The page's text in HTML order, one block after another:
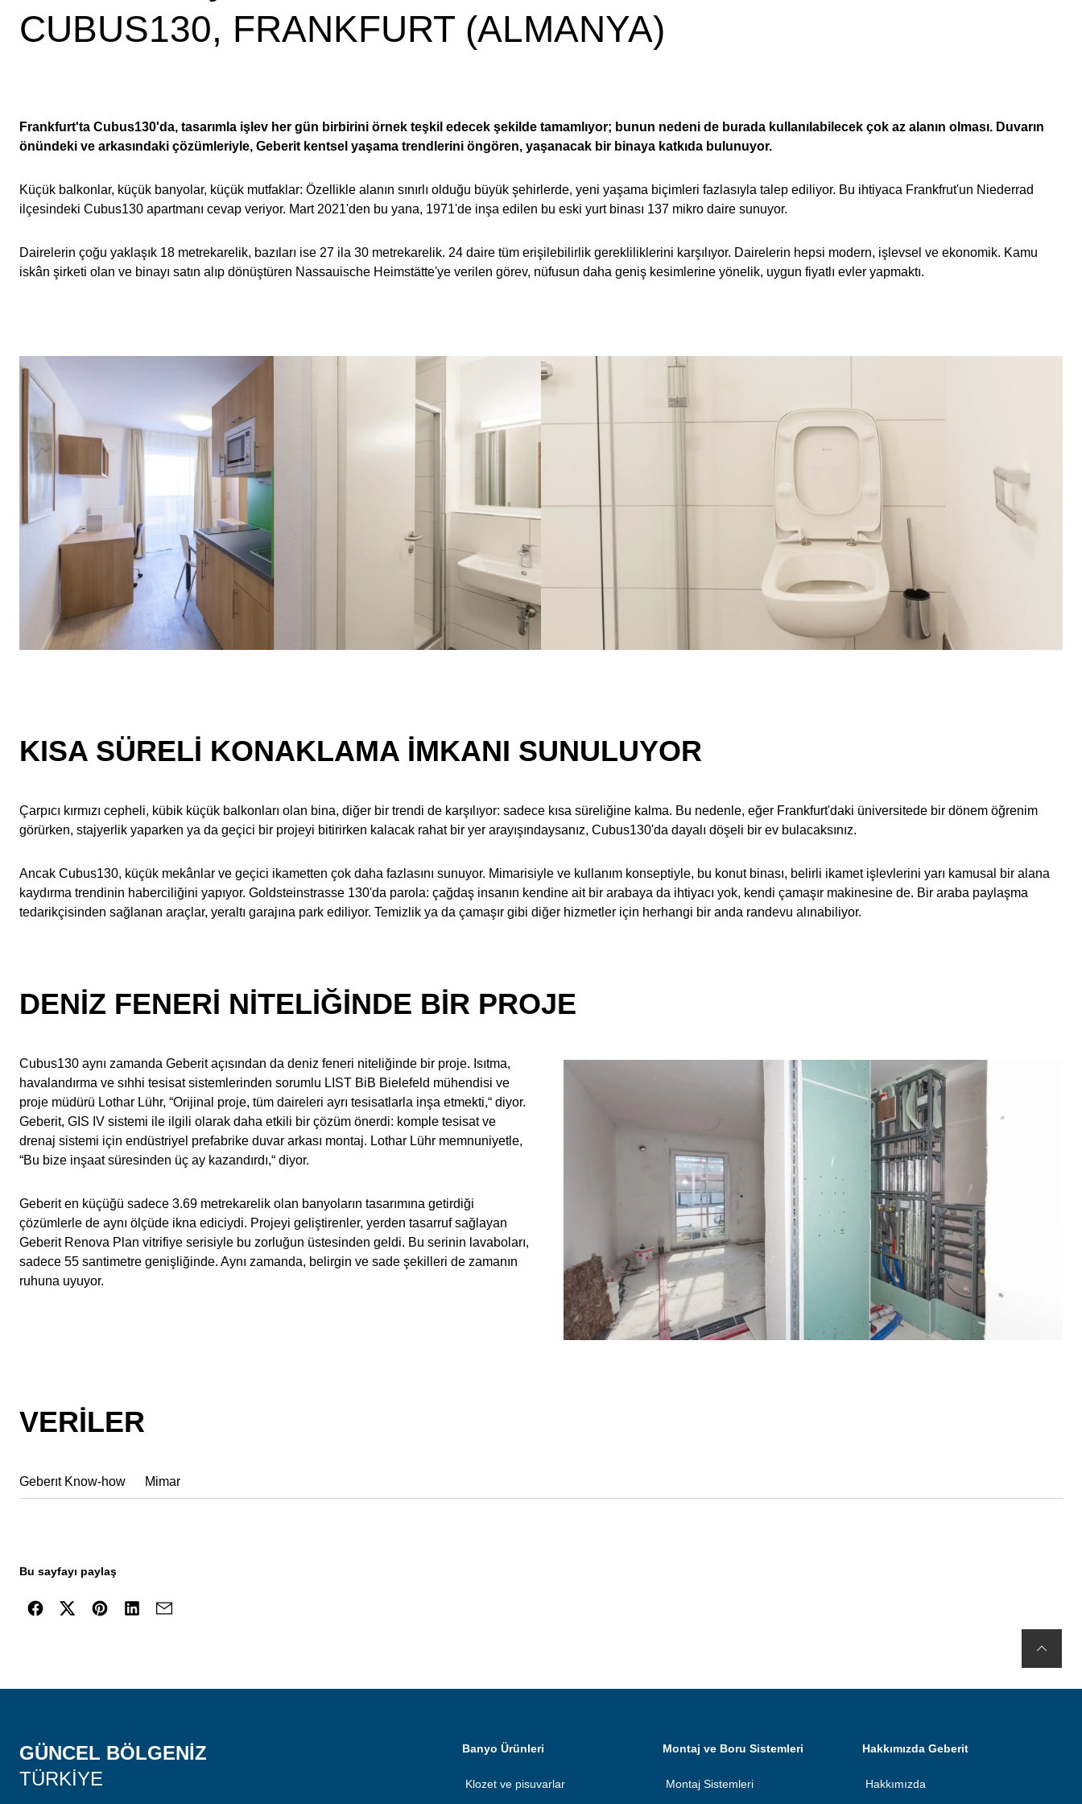
CUBUS130, FRANKFURT (ALMANYA)
Frankfurt'ta Cubus130'da, tasarımla işlev her gün birbirini örnek teşkil edecek şekilde tamamlıyor; bunun nedeni de burada kullanılabilecek çok az alanın olması. Duvarın
önündeki ve arkasındaki çözümleriyle, Geberit kentsel yaşama trendlerini öngören, yaşanacak bir binaya katkıda bulunuyor.
Küçük balkonlar, küçük banyolar, küçük mutfaklar: Özellikle alanın sınırlı olduğu büyük şehirlerde, yeni yaşama biçimleri fazlasıyla talep ediliyor. Bu ihtiyaca Frankfrut'un Niederrad
ilçesindeki Cubus130 apartmanı cevap veriyor. Mart 2021'den bu yana, 1971'de inşa edilen bu eski yurt binası 137 mikro daire sunuyor.
Dairelerin çoğu yaklaşık 18 metrekarelik, bazıları ise 27 ila 30 metrekarelik. 24 daire tüm erişilebilirlik gerekliliklerini karşılıyor. Dairelerin hepsi modern, işlevsel ve ekonomik. Kamu
iskân şirketi olan ve binayı satın alıp dönüştüren Nassauische Heimstätte'ye verilen görev, nüfusun daha geniş kesimlerine yönelik, uygun fiyatlı evler yapmaktı.
KISA SÜRELI KONAKLAMA İMKANI SUNULUYOR
Çarpıcı kırmızı cepheli, kübik küçük balkonları olan bina, diğer bir trendi de karşılıyor: sadece kısa süreliğine kalma. Bu nedenle, eğer Frankfurt'daki üniversitede bir dönem öğrenim
görürken, stajyerlik yaparken ya da geçici bir projeyi bitirirken kalacak rahat bir yer arayışındaysanız, Cubus130'da dayalı döşeli bir ev bulacaksınız.
Ancak Cubus130, küçük mekânlar ve geçici ikametten çok daha fazlasını sunuyor. Mimarisiyle ve kullanım konseptiyle, bu konut binası, belirli ikamet işlevlerini yarı kamusal bir alana
kaydırma trendinin haberciliğini yapıyor. Goldsteinstrasse 130'da parola: çağdaş insanın kendine ait bir arabaya da ihtiyacı yok, kendi çamaşır makinesine de. Bir araba paylaşma
tedarikçisinden sağlanan araçlar, yeraltı garajına park ediliyor. Temizlik ya da çamaşır gibi diğer hizmetler için herhangi bir anda randevu alınabiliyor.
DENIZ FENERI NITELIĞINDE BIR PROJE
Cubus130 aynı zamanda Geberit açısından da deniz feneri niteliğinde bir proje. Isıtma,
havalandırma ve sıhhi tesisat sistemlerinden sorumlu LIST BiB Bielefeld mühendisi ve
proje müdürü Lothar Lühr, “Orijinal proje, tüm daireleri ayrı tesisatlarla inşa etmekti,“ diyor.
Geberit, GIS IV sistemi ile ilgili olarak daha etkili bir çözüm önerdi: komple tesisat ve
drenaj sistemi için endüstriyel prefabrike duvar arkası montaj. Lothar Lühr memnuniyetle,
“Bu bize inşaat süresinden üç ay kazandırdı,“ diyor.
Geberit en küçüğü sadece 3.69 metrekarelik olan banyoların tasarımına getirdiği
çözümlerle de aynı ölçüde ikna ediciydi. Projeyi geliştirenler, yerden tasarruf sağlayan
Geberit Renova Plan vitrifiye serisiyle bu zorluğun üstesinden geldi. Bu serinin lavaboları,
sadece 55 santimetre genişliğinde. Aynı zamanda, belirgin ve sade şekilleri de zamanın
ruhuna uyuyor.
VERILER
Geberıt Know-how Mimar
Bu sayfayı paylaş
GÜNCEL BÖLGENIZ
TÜRKIYE
Banyo Ürünleri
Klozet ve pisuvarlar
Montaj ve Boru Sistemleri
Montaj Sistemleri
Hakkımızda Geberit
Hakkımızda